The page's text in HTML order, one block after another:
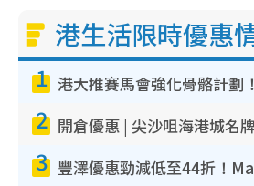
港生活限時優惠
1
2
3